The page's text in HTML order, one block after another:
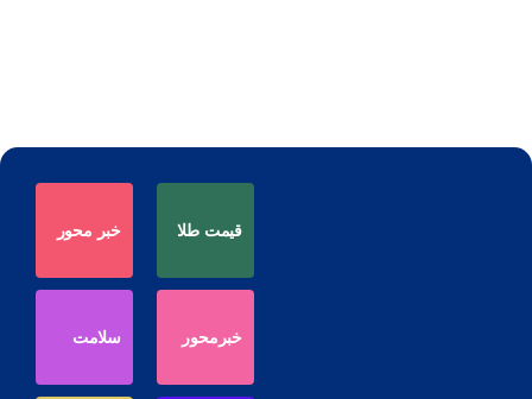
قیمت طلا خبر محور
خبرمحور سلامت